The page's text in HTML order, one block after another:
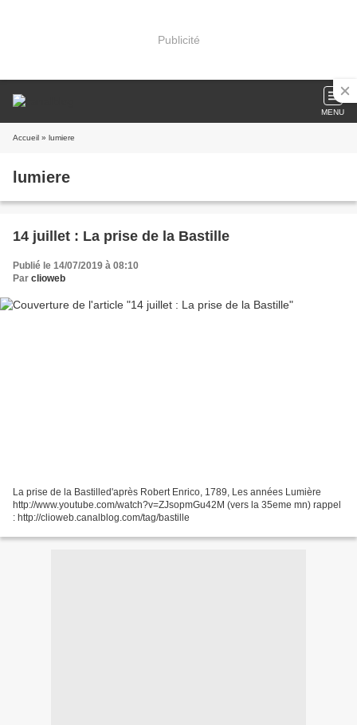
Publicité
MENU
Accueil » lumiere
lumiere
14 juillet : La prise de la Bastille
Publié le 14/07/2019 à 08:10
Par clioweb
La prise de la Bastilled'après Robert Enrico, 1789, Les années Lumière
http://www.youtube.com/watch?v=ZJsopmGu42M (vers la 35eme mn) rappel
: http://clioweb.canalblog.com/tag/bastille